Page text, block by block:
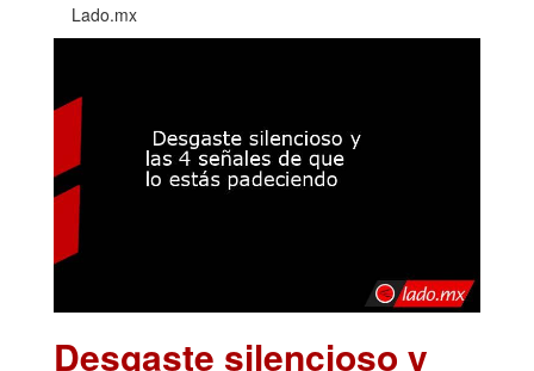
Lado.mx
Desgaste silencioso y